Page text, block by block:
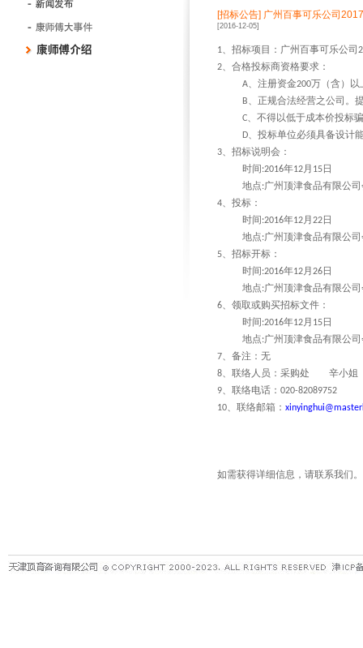
[招标公告] 广州百事可乐公司
[2016-12-05]
1、招标项目：广州百事可乐公司
2、合格投标商资格要求：
A、注册资金200万（含）以
B、正规合法经营之公司。
C、不得以低于成本价投标
D、投标单位必须具备设计
3、招标说明会：
时间 :2016年12月 15日
地点:广州顶津食品有限公
4、投标：
时间 :2016年12月 22日
地点:广州顶津食品有限公
5、招标开标：
时间 :2016年12月 26日
地点:广州顶津食品有限公
6、领取或购买招标文件：
时间 :2016年12月 15日
地点:广州顶津食品有限公
7、备注：无
8、联络人员：采购处 辛小姐
9、联络电话： 020-82089752
10、联络邮箱：
如需获得详细信息，请联系我们。